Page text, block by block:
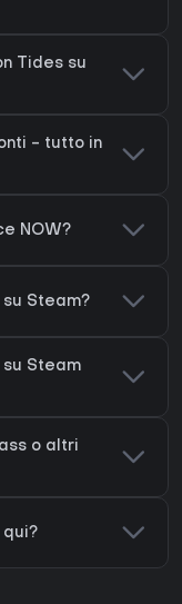
Tides su
- tutto in
NOW?
su Steam?
su Steam
o altri
qui?